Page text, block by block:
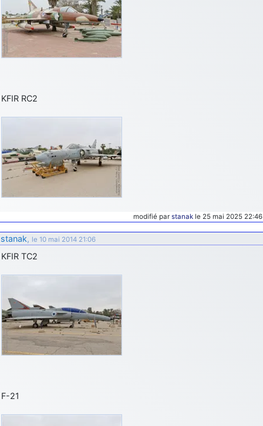
KFIR RC2
modifié par stanak le 25 mai 2025 22:46
stanak, le 10 mai 2014 21:06
KFIR TC2
F-21